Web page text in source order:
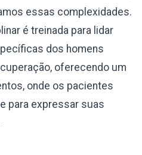
essas complexidades.
é treinada para lidar
dos homens
oferecendo um
onde os pacientes
para expressar suas